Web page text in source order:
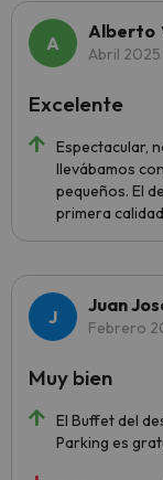
Alberto
Abril 2025
Espectacular,
llevábamos
pequeños. El
primera calidad
Excelente
Juan
Febrero
El Buffet del
Parking es
Muy bien